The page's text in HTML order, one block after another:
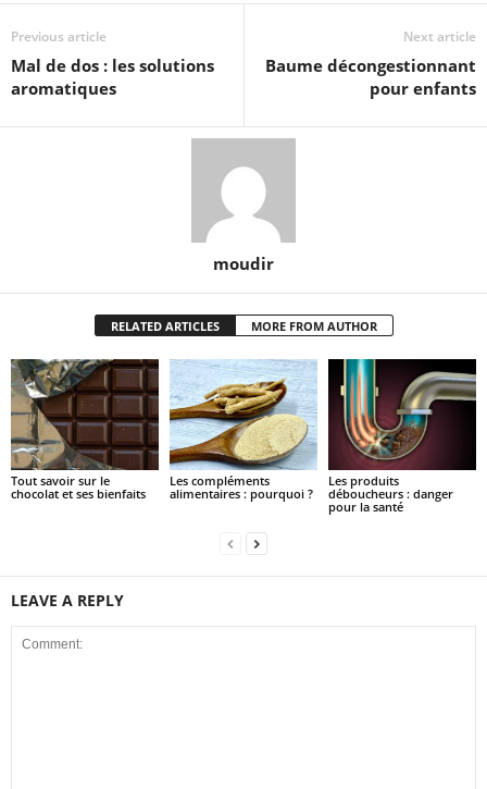
Previous article
Mal de dos : les solutions
aromatiques
Next article
Baume décongestionnant
pour enfants
moudir
RELATED ARTICLES MORE FROM AUTHOR
Tout savoir sur le
chocolat et ses bienfaits
Les compléments
alimentaires : pourquoi ?
Les produits
déboucheurs : danger
pour la santé
LEAVE A REPLY